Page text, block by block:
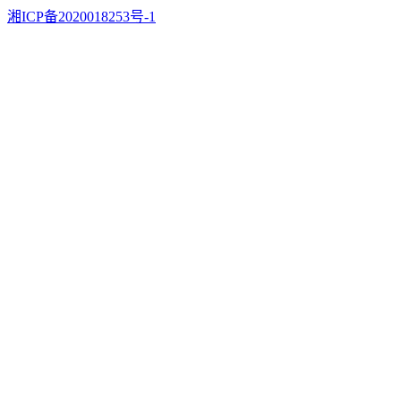
湘ICP备2020018253号-1